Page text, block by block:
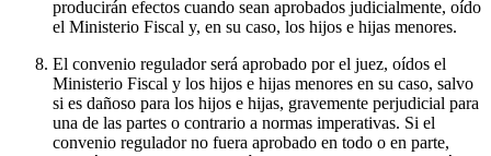
producirán efectos cuando sean aprobados judicialmente, oído
el Ministerio Fiscal y, en su caso, los hijos e hijas menores.
El convenio regulador será aprobado por el juez, oídos el
Ministerio Fiscal y los hijos e hijas menores en su caso, salvo
si es dañoso para los hijos e hijas, gravemente perjudicial para
una de las partes o contrario a normas imperativas. Si el
convenio regulador no fuera aprobado en todo o en parte,